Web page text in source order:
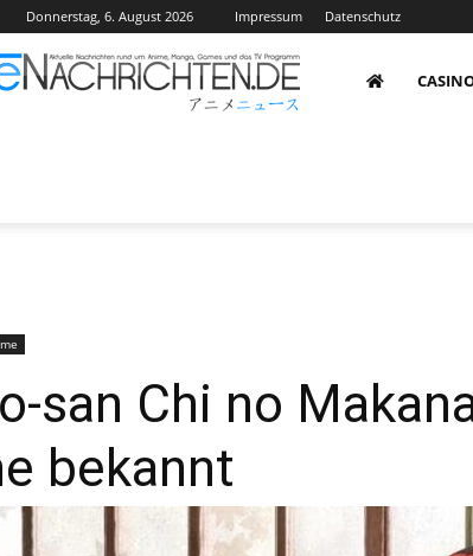
Donnerstag, 6. August 2026 Impressum Datenschutz
AnimeNachrichten
san Chi no
bekannt